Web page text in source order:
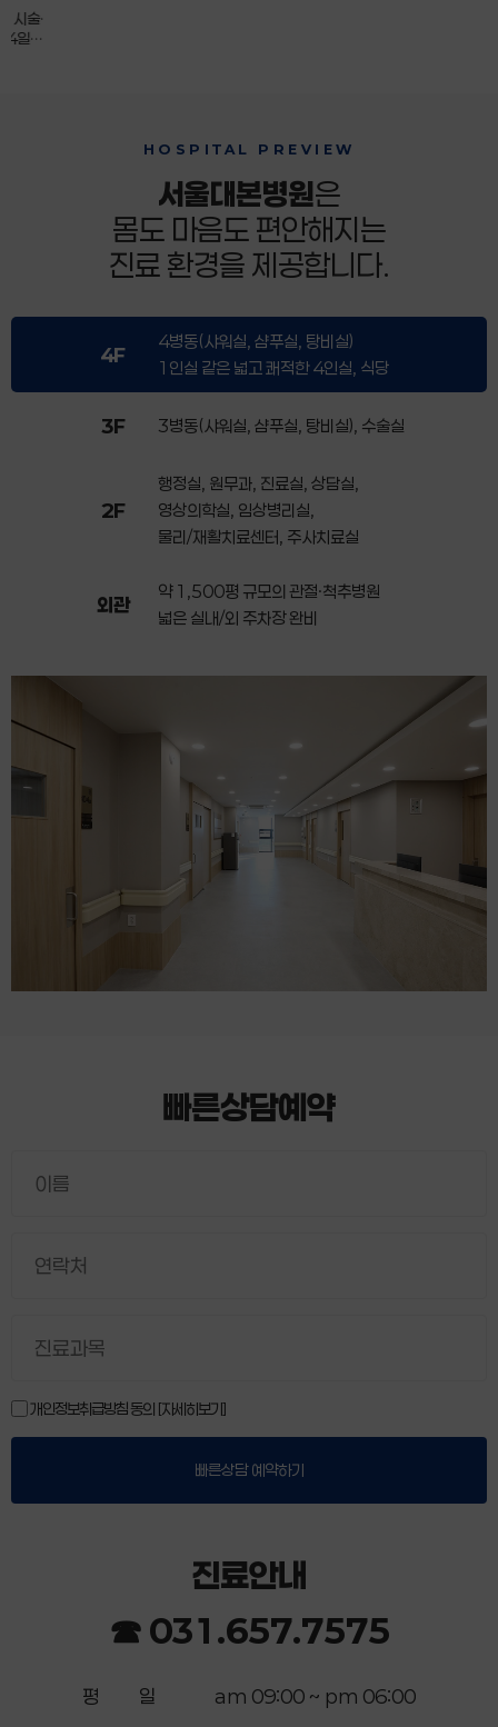
시술·
일
HOSPITAL PREVIEW
서울대본병원은
몸도 마음도 편안해지는
진료 환경을 제공합니다.
4F
4병동(샤워실, 샴푸실, 탕비실)
1인실 같은 넓고 쾌적한 4인실, 식당
3F 3병동(샤워실, 샴푸실, 탕비실), 수술실
2F
행정실, 원무과, 진료실, 상담실,
영상의학실, 임상병리실,
물리/재활치료센터, 주사치료실
외관
약 1,500평 규모의 관절·척추병원
넓은 실내/외 주차장 완비
빠른상담예약
개인정보취급방침 동의 [자세히보기]
빠른상담 예약하기
진료안내
☎ 031.657.7575
평 일
am 09:00 ~ pm 06:00